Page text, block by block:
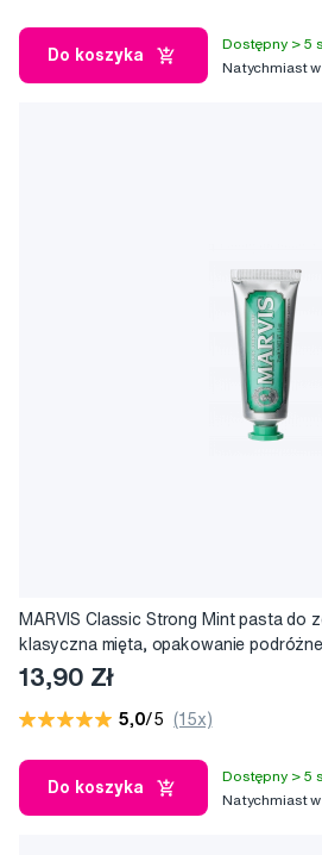
Do koszyka
Dostępny > 5
Natychmiast
MARVIS Classic Strong Mint pasta do
klasyczna mięta, opakowanie
13,90 Zł
5,0/5 (15x)
Do koszyka
Dostępny > 5
Natychmiast